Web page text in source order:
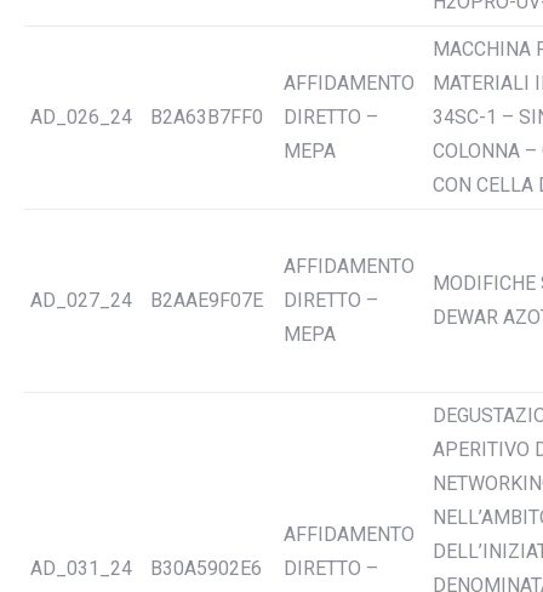
AD_026_24 B2A63B7FF0
AFFIDAMENTO
DIRETTO –
MEPA
MACCHINA
MATERIALI
34SC-1 –
COLONNA –
CON CELLA
AD_027_24 B2AAE9F07E
AFFIDAMENTO
DIRETTO –
MEPA
MODIFICHE
DEWAR
AD_031_24 B30A5902E6
AFFIDAMENTO
DIRETTO –
APERITIVO